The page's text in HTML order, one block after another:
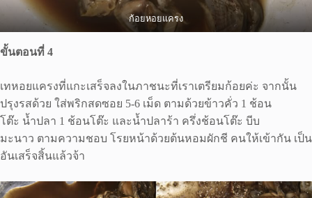
ก้อยหอยแครง
ขั้นตอนที่ 4
เทหอยแครงที่แกะเสร็จลงในภาชนะที่เราเตรียมก้อยค่ะ จากนั้น
ปรุงรสด้วย ใส่พริกสดซอย 5-6 เม็ด ตามด้วยข้าวคั่ว 1 ช้อน
โต๊ะ น้ำปลา 1 ช้อนโต๊ะ และน้ำปลาร้า ครึ่งช้อนโต๊ะ บีบ
มะนาว ตามความชอบ โรยหน้าด้วยต้นหอมผักชี คนให้เข้ากัน เป็น
อันเสร็จสิ้นแล้วจ้า